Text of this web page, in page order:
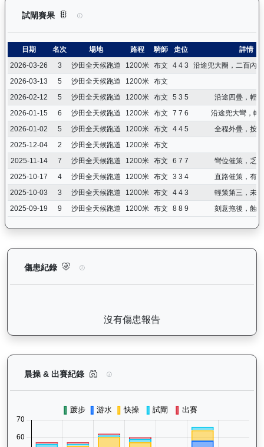
試閘賽果 驕陽明駒（H302）— 試閘賽果紀錄：查看馬匹
日期 名次 場地 路程 騎師 走位
詳情
2026-03-26
3 沙田全天候跑道 1200米 布文 4 4 3
沿途兜大圈，二百內
2026-03-13
5 沙田全天候跑道 1200米 布文
2026-02-12
5 沙田全天候跑道 1200米 布文 5 3 5
沿途四疊，輕
2026-01-15
6 沙田全天候跑道 1200米 布文 7 7 6
沿途兜大彎，輕
2026-01-02
5 沙田全天候跑道 1200米 布文 4 4 5
全程外疊，按
2025-12-04
2 沙田全天候跑道 1200米 布文
2025-11-14
7 沙田全天候跑道 1200米 布文 6 7 7
彎位催策，乏
2025-10-17
4 沙田全天候跑道 1200米 布文 3 3 4
直路催策，有
2025-10-03
3 沙田全天候跑道 1200米 布文 4 4 3
輕策第三，未
2025-09-19
9 沙田全天候跑道 1200米 布文 8 8 9 刻意拖後，蝕
傷患紀錄 驕陽明駒（H302）— 傷患紀錄：查看馬匹完整
沒有傷患報告
晨操 & 出賽紀錄 驕陽明駒（H302）— 晨操及出賽紀錄圖